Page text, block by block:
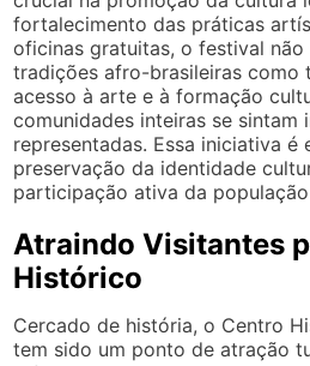
fortalecimento das práticas
oficinas gratuitas, o festival não
tradições afro-brasileiras como
acesso à arte e à formação
comunidades inteiras se sintam
representadas. Essa iniciativa é
preservação da identidade
participação ativa da
Atraindo Visitantes
Histórico
Cercado de história, o Centro
tem sido um ponto de atração